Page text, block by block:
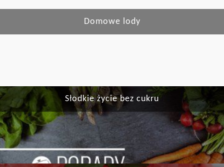
Domowe lody
Słodkie życie bez cukru